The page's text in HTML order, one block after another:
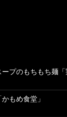
プのもちもち麺「
もめ食堂」